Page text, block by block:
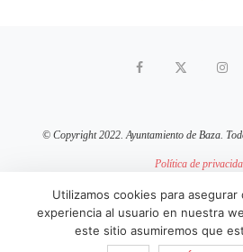
© Copyright 2022. Ayuntamiento de Baza.
Política de
Política de cookies
sitio web mantenido por
Utilizamos cookies para asegurar
experiencia al usuario en nuestra
este sitio asumiremos que